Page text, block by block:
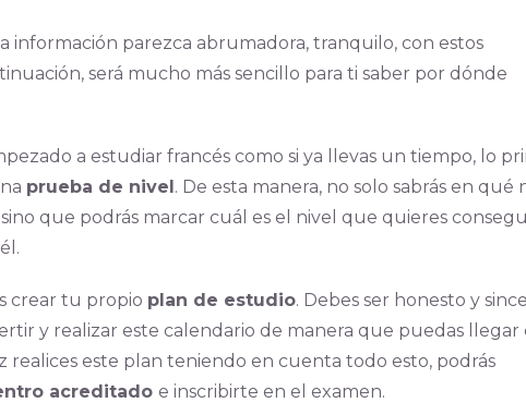
información parezca abrumadora, tranquilo, con estos
será mucho más sencillo para ti saber por dónde
a estudiar francés como si ya llevas un tiempo, lo
prueba de nivel. De esta manera, no solo sabrás en qué
que podrás marcar cuál es el nivel que quieres
crear tu propio plan de estudio. Debes ser honesto y
y realizar este calendario de manera que puedas llegar
realices este plan teniendo en cuenta todo esto, podrás
acreditado e inscribirte en el examen.